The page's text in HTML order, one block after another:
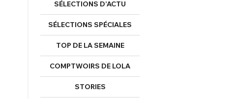
SÉLECTIONS D’ACTU
SÉLECTIONS SPÉCIALES
TOP DE LA SEMAINE
COMPTWOIRS DE LOLA
STORIES